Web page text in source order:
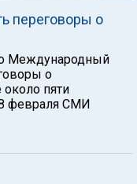
переговоры о
Международный
о
пяти
февраля СМИ